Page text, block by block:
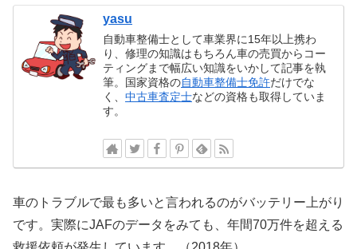
yasu
自動車整備士として車業界に15年以上携わ
り、修理の知識はもちろん車の売買からコー
ティングまで幅広い知識をいかして記事を執
筆。国家資格の自動車整備士免許だけでな
く、中古車査定士などの資格も取得していま
す。
車のトラブルで最も多いと言われるのがバッテリー上がり
です。実際にJAFのデータをみても、年間70万件を超える